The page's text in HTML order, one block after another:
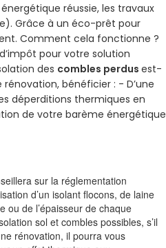
réussie, les travaux
Grâce à un éco-prêt pour
Comment cela fonctionne ?
pour votre solution
des combles perdusest-
rénovation, bénéficier : - D’une
déperditions thermiques en
de votre barème énergétique
sur la réglementation
d’un isolant flocons, de laine
ou de l’épaisseur de chaque
sol et combles possibles, s’il
rénovation, il pourra vous